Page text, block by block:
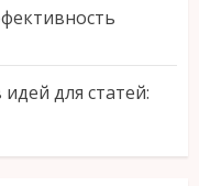
для статей: